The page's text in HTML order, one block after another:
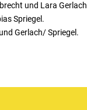
und Lara Gerlach
Spriegel.
Gerlach/ Spriegel.